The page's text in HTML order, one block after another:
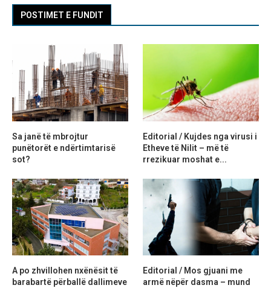
POSTIMET E FUNDIT
Sa janë të mbrojtur
punëtorët e ndërtimtarisë
sot?
Editorial / Kujdes nga virusi i
Etheve të Nilit – më të
rrezikuar moshat e...
A po zhvillohen nxënësit të
barabartë përballë dallimeve
Editorial / Mos gjuani me
armë nëpër dasma – mund